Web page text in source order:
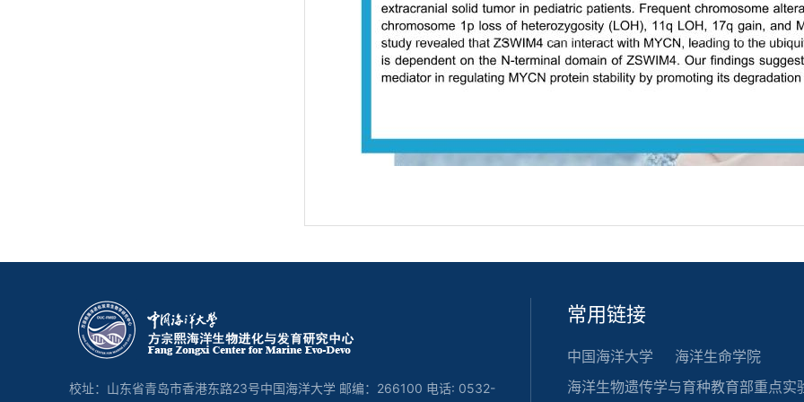
校址：山东省青岛市香港东路23号中国海洋大学 邮编：266100 电话: 0532-
常用链接
中国海洋大学
海洋生命学院
海洋生物遗传学与育种教育部重点实